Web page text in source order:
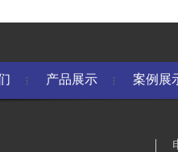
产品展示 案例展